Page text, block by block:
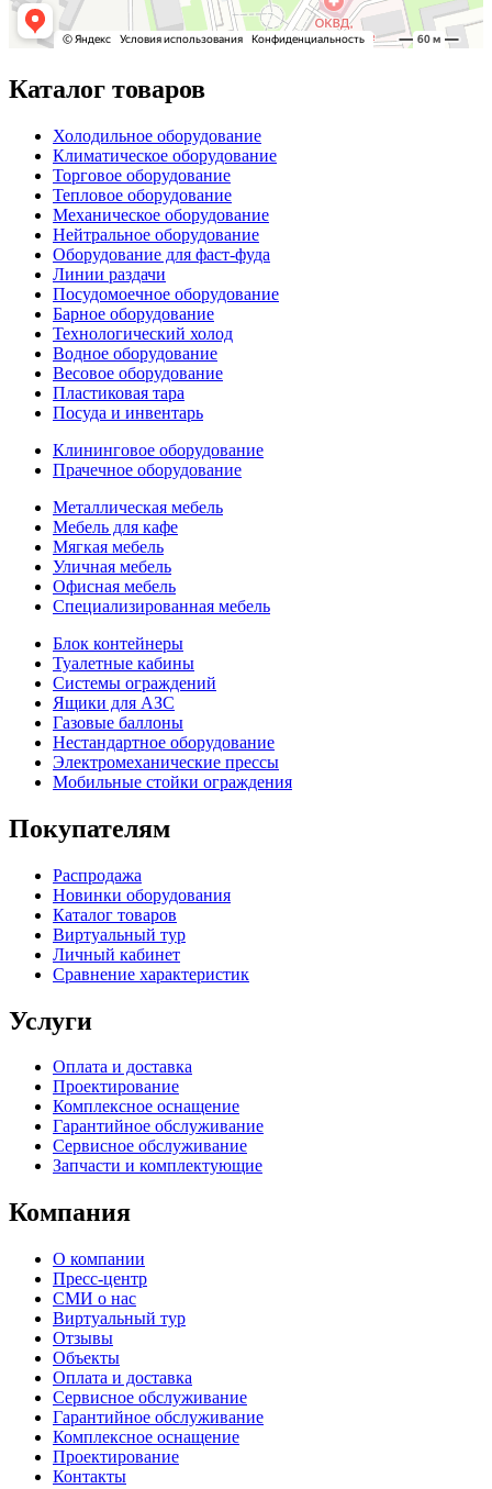
Каталог товаров
Холодильное оборудование
Климатическое оборудование
Торговое оборудование
Тепловое оборудование
Механическое оборудование
Нейтральное оборудование
Оборудование для фаст-фуда
Линии раздачи
Посудомоечное оборудование
Барное оборудование
Технологический холод
Водное оборудование
Весовое оборудование
Пластиковая тара
Посуда и инвентарь
Клининговое оборудование
Прачечное оборудование
Металлическая мебель
Мебель для кафе
Мягкая мебель
Уличная мебель
Офисная мебель
Специализированная мебель
Блок контейнеры
Туалетные кабины
Системы ограждений
Ящики для АЗС
Газовые баллоны
Нестандартное оборудование
Электромеханические прессы
Мобильные стойки ограждения
Покупателям
Распродажа
Новинки оборудования
Каталог товаров
Виртуальный тур
Личный кабинет
Сравнение характеристик
Услуги
Оплата и доставка
Проектирование
Комплексное оснащение
Гарантийное обслуживание
Сервисное обслуживание
Запчасти и комплектующие
Компания
О компании
Пресс-центр
СМИ о нас
Виртуальный тур
Отзывы
Объекты
Оплата и доставка
Сервисное обслуживание
Гарантийное обслуживание
Комплексное оснащение
Проектирование
Контакты